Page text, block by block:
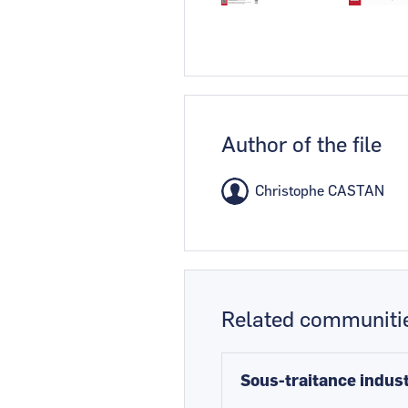
Author of the file
Christophe CASTAN
Related
Sous-traitance